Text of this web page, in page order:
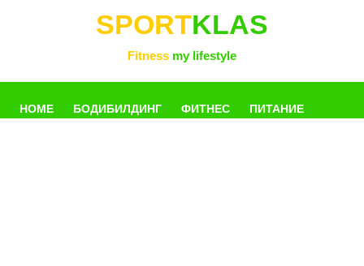
SPORTKLAS
Fitness my lifestyle
HOME БОДИБИЛДИНГ ФИТНЕС ПИТАНИЕ